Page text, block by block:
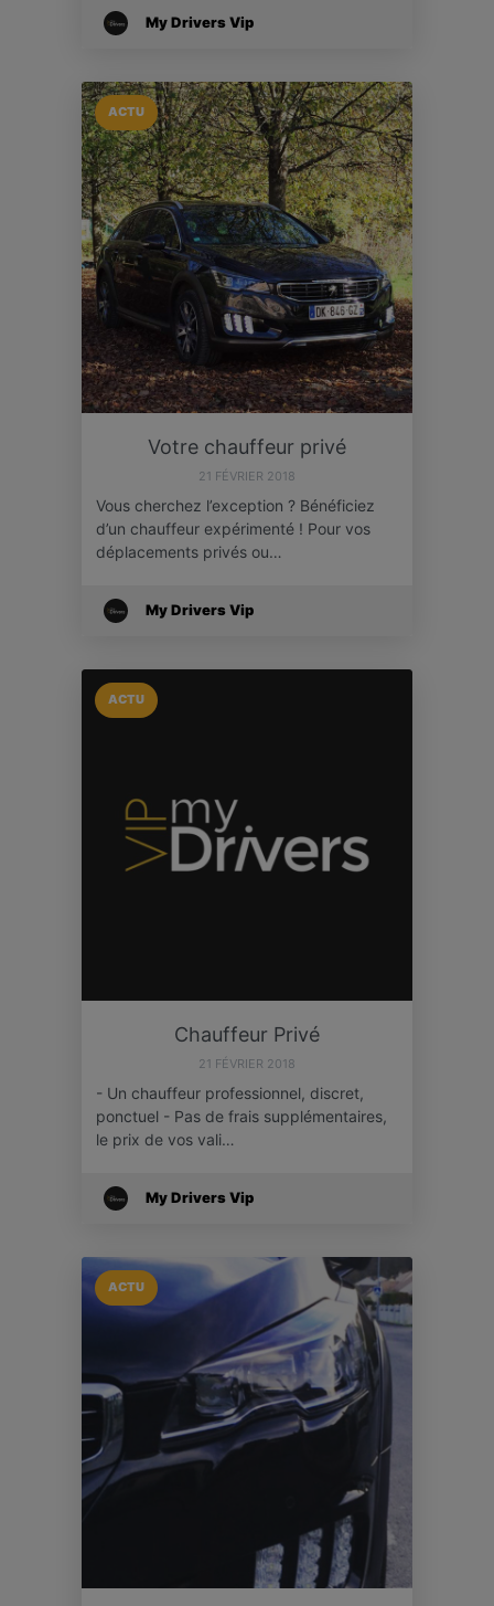
My Drivers Vip
ACTU
Votre chauffeur privé
21 FÉVRIER 2018
Vous cherchez l’exception ? Bénéficiez
d’un chauffeur expérimenté ! Pour vos
déplacements privés ou…
My Drivers Vip
ACTU
Chauffeur Privé
21 FÉVRIER 2018
- Un chauffeur professionnel, discret,
ponctuel - Pas de frais supplémentaires,
le prix de vos vali…
My Drivers Vip
ACTU